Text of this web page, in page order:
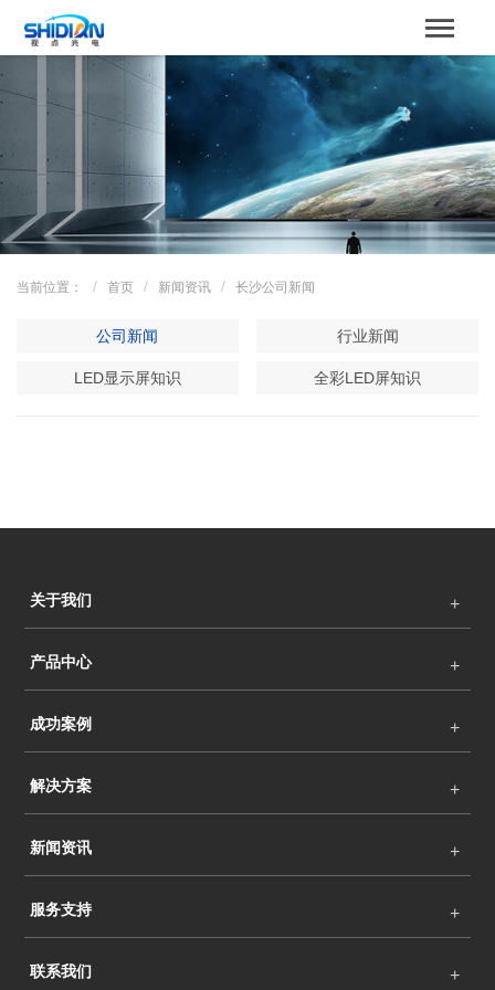
网站首页
关于我们
产品中心
成功案例
当前位置： 首页 新闻资讯 长沙公司新闻
公司新闻 行业新闻
LED显示屏知识 全彩LED屏知识
关于我们
产品中心
成功案例
解决方案
新闻资讯
服务支持
联系我们